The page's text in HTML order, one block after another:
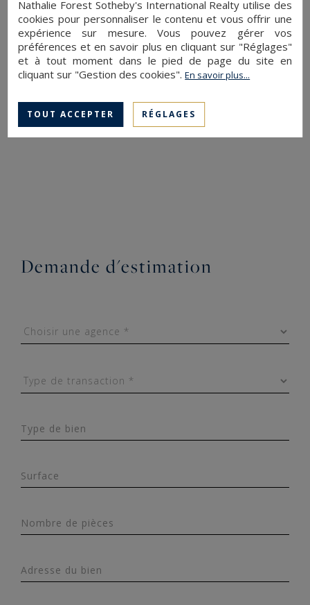
équipe. Nous vous proposerons un rendez-vous
personnalisé pour évaluer votre propriété selon
les standards d'excellence de Sotheby's
International Realty.
DEMANDE D'ESTIMATION
Demande d'estimation
Type de bien
Surface
Nombre de pièces
Adresse du bien
Nathalie Forest Sotheby's International Realty utilise des
cookies pour personnaliser le contenu et vous offrir une
expérience sur mesure. Vous pouvez gérer vos
préférences et en savoir plus en cliquant sur "Réglages"
et à tout moment dans le pied de page du site en
cliquant sur "Gestion des cookies".En savoir plus...
TOUT ACCEPTER RÉGLAGES